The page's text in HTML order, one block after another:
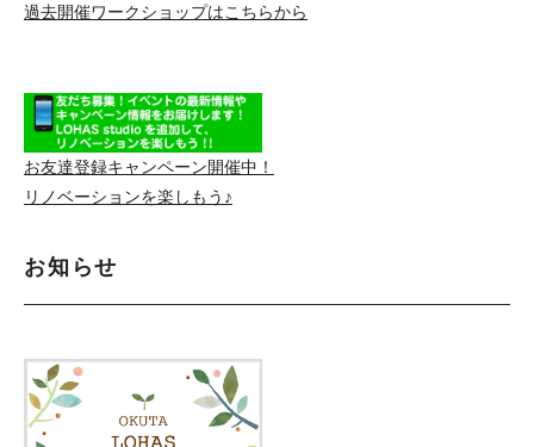
過去開催ワークショップはこちらから
お友達登録キャンペーン開催中！
リノベーションを楽しもう♪
お知らせ